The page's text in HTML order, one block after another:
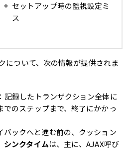
セットアップ時の監視設定ミ
ス
について、次の情報が提供されま
：記録したトランザクション全体に
でのステップまで、終了にかかっ
バックへと進む前の、クッション
シンクタイムは、主に、AJAX呼び